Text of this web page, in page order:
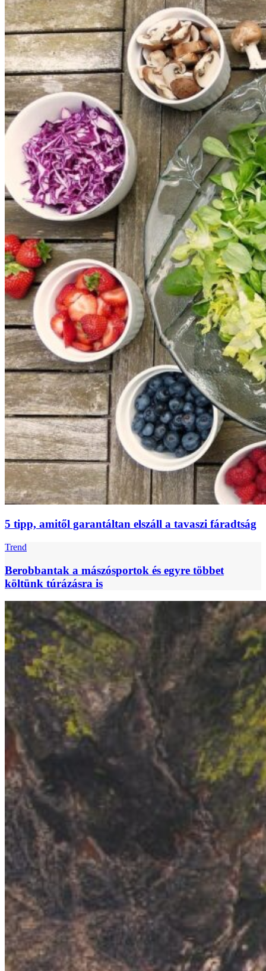
5 tipp, amitől garantáltan elszáll a tavaszi fáradtság
Trend
Berobbantak a mászósportok és egyre többet
költünk túrázásra is